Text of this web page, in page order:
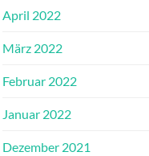
April 2022
März 2022
Februar 2022
Januar 2022
Dezember 2021